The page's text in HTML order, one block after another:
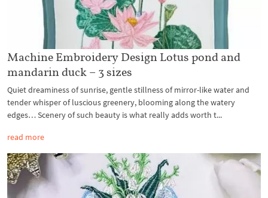
Machine Embroidery Design Lotus pond and
mandarin duck – 3 sizes
Quiet dreaminess of sunrise, gentle stillness of mirror-like water and
tender whisper of luscious greenery, blooming along the watery
edges… Scenery of such beauty is what really adds worth t...
read more